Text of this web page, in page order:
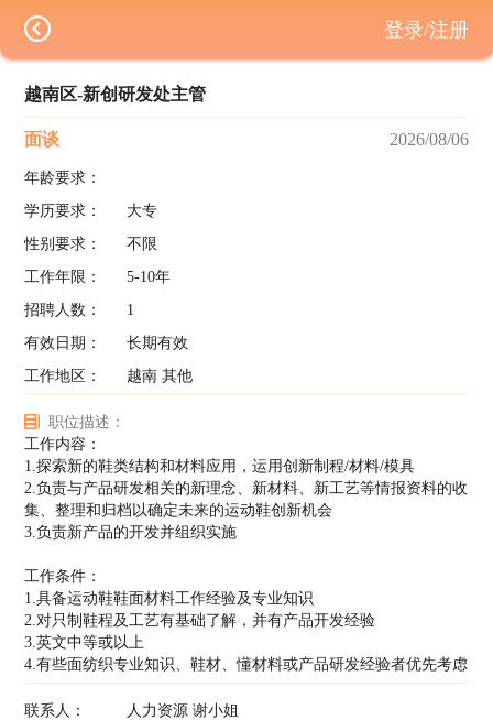
越南区-新创研发处主管
面谈 2026/08/06
年龄要求：
学历要求：
大专
性别要求：
不限
工作年限：
5-10年
招聘人数：
1
有效日期：
长期有效
工作地区：
越南 其他
职位描述：
工作内容：
1.探索新的鞋类结构和材料应用，运用创新制程/材料/模具
2.负责与产品研发相关的新理念、新材料、新工艺等情报资料的收
集、整理和归档以确定未来的运动鞋创新机会
3.负责新产品的开发并组织实施
工作条件：
1.具备运动鞋鞋面材料工作经验及专业知识
2.对只制鞋程及工艺有基础了解，并有产品开发经验
3.英文中等或以上
4.有些面纺织专业知识、鞋材、懂材料或产品研发经验者优先考虑
联系人：
人力资源 谢小姐
登录/注册